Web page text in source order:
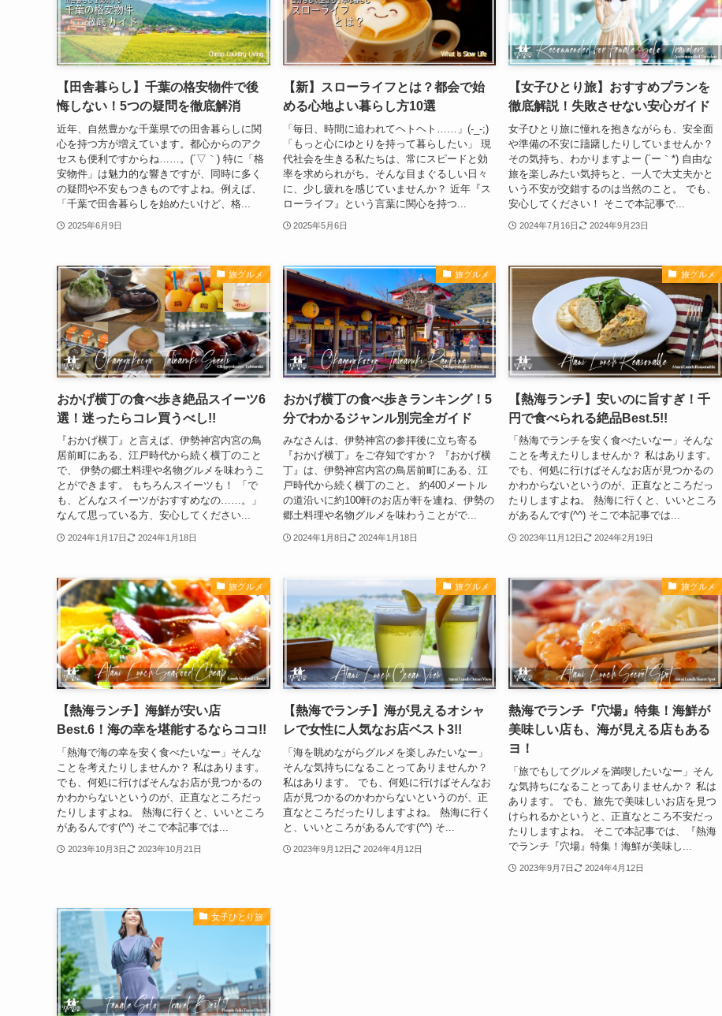
【田舎暮らし】千葉の格安物件で後
悔しない！5つの疑問を徹底解消
近年、自然豊かな千葉県での田舎暮らしに関
心を持つ方が増えています。都心からのアク
セスも便利ですからね……。(´▽｀) 特に「格
安物件」は魅力的な響きですが、同時に多く
の疑問や不安もつきものですよね。例えば、
「千葉で田舎暮らしを始めたいけど、格...
2025年6月9日
【新】スローライフとは？都会で始
める心地よい暮らし方10選
「毎日、時間に追われてヘトヘト……」(-_-;)
「もっと心にゆとりを持って暮らしたい」 現
代社会を生きる私たちは、常にスピードと効
率を求められがち。そんな目まぐるしい日々
に、少し疲れを感じていませんか？ 近年『ス
ローライフ』という言葉に関心を持つ...
2025年5月6日
【女子ひとり旅】おすすめプランを
徹底解説！失敗させない安心ガイド
女子ひとり旅に憧れを抱きながらも、安全面
や準備の不安に躊躇したりしていませんか？
その気持ち、わかりますよー (´ー｀*) 自由な
旅を楽しみたい気持ちと、一人で大丈夫かと
いう不安が交錯するのは当然のこと。 でも、
安心してください！ そこで本記事で...
2024年7月16日 2024年9月23日
旅グルメ
おかげ横丁の食べ歩き絶品スイーツ6
選！迷ったらコレ買うべし!!
『おかげ横丁』と言えば、伊勢神宮内宮の鳥
居前町にある、江戸時代から続く横丁のこと
で、 伊勢の郷土料理や名物グルメを味わうこ
とができます。 もちろんスイーツも！ 「で
も、どんなスイーツがおすすめなの……。」
なんて思っている方、安心してください...
2024年1月17日 2024年1月18日
旅グルメ
おかげ横丁の食べ歩きランキング！5
分でわかるジャンル別完全ガイド
みなさんは、伊勢神宮の参拝後に立ち寄る
『おかげ横丁』をご存知ですか？ 『おかげ横
丁』は、伊勢神宮内宮の鳥居前町にある、江
戸時代から続く横丁のこと。 約400メートル
の道沿いに約100軒のお店が軒を連ね、伊勢の
郷土料理や名物グルメを味わうことがで...
2024年1月8日 2024年1月18日
旅グルメ
【熱海ランチ】安いのに旨すぎ！千
円で食べられる絶品Best.5!!
「熱海でランチを安く食べたいなー」そんな
ことを考えたりしませんか？ 私はあります。
でも、何処に行けばそんなお店が見つかるの
かわからないというのが、正直なところだっ
たりしますよね。 熱海に行くと、いいところ
があるんです(^^) そこで本記事では...
2023年11月12日 2024年2月19日
旅グルメ
【熱海ランチ】海鮮が安い店
Best.6！海の幸を堪能するならココ!!
「熱海で海の幸を安く食べたいなー」そんな
ことを考えたりしませんか？ 私はあります。
でも、何処に行けばそんなお店が見つかるの
かわからないというのが、正直なところだっ
たりしますよね。 熱海に行くと、いいところ
があるんです(^^) そこで本記事では...
2023年10月3日 2023年10月21日
旅グルメ
【熱海でランチ】海が見えるオシャ
レで女性に人気なお店ベスト3!!
「海を眺めながらグルメを楽しみたいなー」
そんな気持ちになることってありませんか？
私はあります。 でも、何処に行けばそんなお
店が見つかるのかわからないというのが、正
直なところだったりしますよね。 熱海に行く
と、いいところがあるんです(^^) そ...
2023年9月12日 2024年4月12日
旅グルメ
熱海でランチ『穴場』特集！海鮮が
美味しい店も、海が見える店もある
ヨ！
「旅でもしてグルメを満喫したいなー」そん
な気持ちになることってありませんか？ 私は
あります。 でも、旅先で美味しいお店を見つ
けられるかというと、正直なところ不安だっ
たりしますよね。 そこで本記事では、『熱海
でランチ『穴場』特集！海鮮が美味し...
2023年9月7日 2024年4月12日
女子ひとり旅